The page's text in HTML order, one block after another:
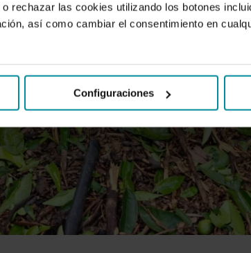
rechazar las cookies utilizando los botones
así como cambiar el consentimiento en
Configuraciones